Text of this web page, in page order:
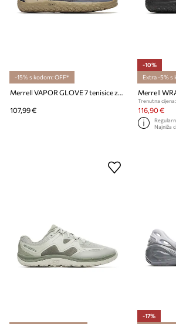
-15% s kodom: OFF*
107,99 €
-10%
Extra -5% s
Trenutna cijena:
116,90 €
Najniža
-17%